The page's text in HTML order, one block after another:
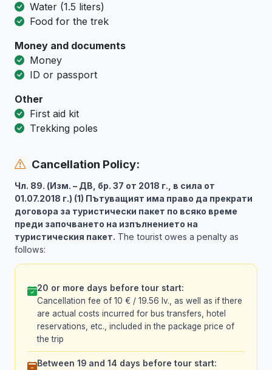
Water (1.5 liters)
Food for the trek
Money and documents
Money
ID or passport
Other
First aid kit
Trekking poles
Cancellation Policy:
Чл. 89. (Изм. – ДВ, бр. 37 от 2018 г., в сила от
01.07.2018 г.) (1) Пътуващият има право да прекрати
договора за туристически пакет по всяко време
преди започването на изпълнението на
туристическия пакет. The tourist owes a penalty as
follows:
20 or more days before tour start:
Cancellation fee of 10 € / 19.56 lv., as well as if there
are actual costs incurred for bus transfers, hotel
reservations, etc., included in the package price of
the trip
Between 19 and 14 days before tour start: